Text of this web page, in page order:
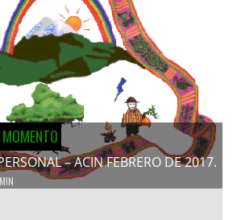
– ACIN FEBRERO DE 2017.